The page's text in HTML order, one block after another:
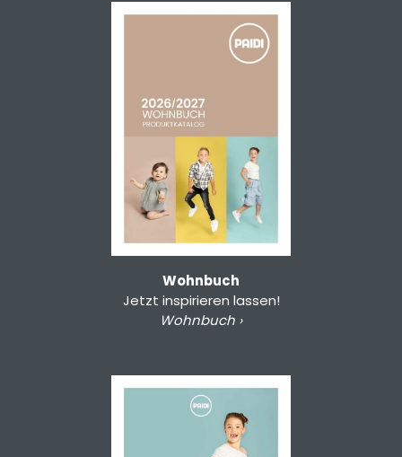
Wohnbuch
Jetzt inspirieren lassen!
Wohnbuch ›